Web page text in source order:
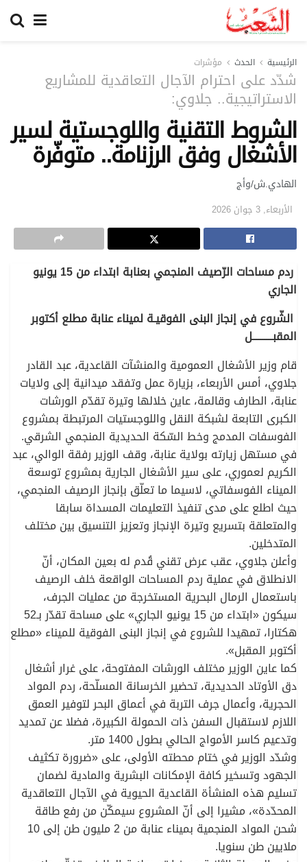
الرئيسية الحدث مؤشرات
شدّد على احترام الآجال التعاقدية للمشاريع
الاستراتيجية.. جلاوي:
الشروط التقنية واللوجستية لسير
الأشغال وفق الرزنامة.. متوفّرة
الهادي.ش/وأج
الأربعاء, 3 جوان 2026
ردم مساحات الرّصيف المنجمي بعنابة ابتداء من 15 يونيو
الجاري
الشّروع في إنجاز البنى الفوقيـة لميناء عنابة مطلع أكتوبر
المقبــــــــــل
قام وزير الأشغال العمومية والمنشآت القاعدية، عبد القادر
جلاوي، أمس الأربعاء، بزيارة عمل وتفقد ميدانية إلى ولايات
عنابة، الطارف وقالمة، عاين خلالها وتيرة تقدّم الورشات
الكبرى التابعة لشبكة النقل واللوجستيات المرتبطة بمشروع
الفوسفات المدمج وخط السّكة الحديدية المنجمي الشرقي.
في مستهل زيارته بولاية عنابة، وقف الوزير رفقة الوالي، عبد
الكريم لعموري، على سير الأشغال الجارية بمشروع توسعة
الميناء الفوسفاتي، لاسيما ما تعلّق بإنجاز الرصيف المنجمي،
حيث اطلع على مدى تنفيذ التعليمات المسداة سابقا
والمتعلقة بتسريع وتيرة الإنجاز وتعزيز التنسيق بين مختلف
المتدخلين.
وأعلن جلاوي، عقب عرض تقني قُدم له بعين المكان، أنّ
الانطلاق في عملية ردم المساحات الواقعة خلف الرصيف
باستعمال الرمال البحرية المستخرجة من عمليات الجرف،
سيكون «ابتداء من 15 يونيو الجاري» على مساحة تقدّر بـ52
هكتارا، تمهيدا للشروع في إنجاز البنى الفوقية للميناء «مطلع
أكتوبر المقبل».
كما عاين الوزير مختلف الورشات المفتوحة، على غرار أشغال
دق الأوتاد الحديدية، تحضير الخرسانة المسلّحة، ردم المواد
الحجرية، وأعمال جرف التربة في أعماق البحر لتوفير العمق
اللازم لاستقبال السفن ذات الحمولة الكبيرة، فضلا عن تمديد
وتدعيم كاسر الأمواج الحالي بطول 1400 متر.
وشدّد الوزير في ختام محطته الأولى، على «ضرورة تكثيف
الجهود وتسخير كافة الإمكانات البشرية والمادية لضمان
تسليم هذه المنشأة القاعدية الحيوية في الآجال التعاقدية
المحدّدة»، مشيرا إلى أنّ المشروع سيمكّن من رفع طاقة
شحن المواد المنجمية بميناء عنابة من 2 مليون طن إلى 10
ملايين طن سنويا.